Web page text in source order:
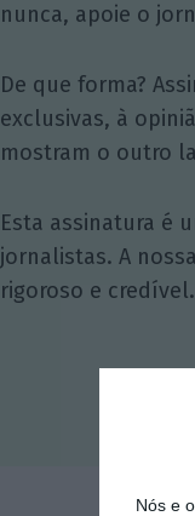
Nós e
nunca, apoie o
De que forma?
exclusivas, à
mostram o outro
Esta assinatura é
jornalistas. A
rigoroso e credível.